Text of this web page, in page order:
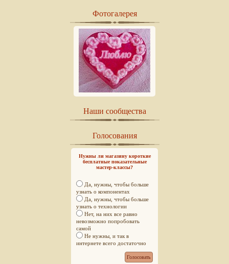
Фотогалерея
Наши сообщества
Голосования
Нужны ли магазину короткие
бесплатные показательные
мастер-классы?
Да, нужны, чтобы больше
узнать о компонентах
Да, нужны, чтобы больше
узнать о технологии
Нет, на них все равно
невозможно попробовать
самой
Не нужны, и так в
интернете всего достаточно